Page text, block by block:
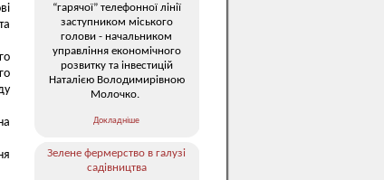
“гарячої” телефонної лінії
заступником міського
голови - начальником
управління економічного
розвитку та інвестицій
Наталією Володимирівною
Молочко.
Докладніше
Зелене фермерство в галузі
садівництва